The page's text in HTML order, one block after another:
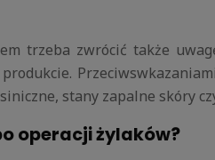
trzeba zwrócić także
stany zapalne skóry
operacji żylaków?